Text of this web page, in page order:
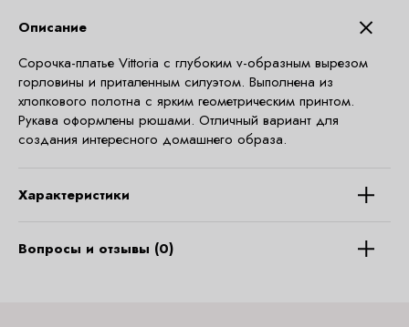
Описание
Сорочка-платье Vittoria с глубоким v-образным вырезом
горловины и приталенным силуэтом. Выполнена из
хлопкового полотна с ярким геометрическим принтом.
Рукава оформлены рюшами. Отличный вариант для
создания интересного домашнего образа.
Характеристики
Вопросы и отзывы (0)